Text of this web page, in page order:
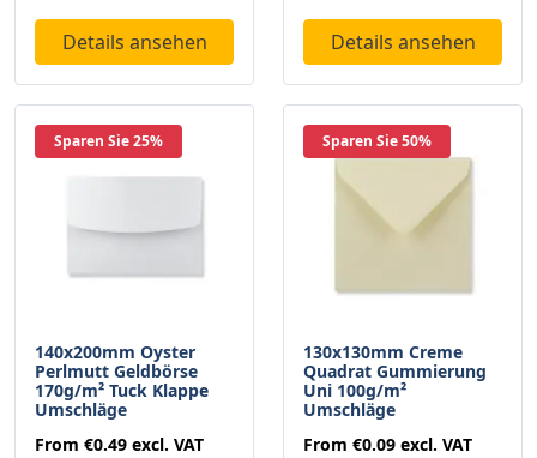
Details ansehen Details ansehen
Sparen Sie 25%
140x200mm Oyster
Perlmutt Geldbörse
170g/m² Tuck Klappe
Umschläge
From €0.49 excl. VAT
Sparen Sie 50%
130x130mm Creme
Quadrat Gummierung
Uni 100g/m²
Umschläge
From €0.09 excl. VAT